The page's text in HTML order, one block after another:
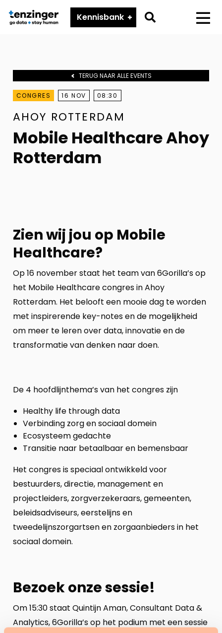
Tenzinger
Kennisbank
Go
TERUG NAAR ALLE EVENTS
CONGRES 16 NOV 08:30
AHOY ROTTERDAM
Mobile Healthcare Ahoy
Rotterdam
Zien wij jou op Mobile
Healthcare?
Op 16 november staat het team van 6Gorilla’s op
het Mobile Healthcare congres in Ahoy
Rotterdam. Het belooft een mooie dag te worden
met inspirerende key-notes en de mogelijkheid
om meer te leren over data, innovatie en de
transformatie van denken naar doen.
De 4 hoofdlijnthema’s van het congres zijn
Healthy life through data
Verbinding zorg en sociaal domein
Ecosysteem gedachte
Transitie naar betaalbaar en bemensbaar
Het congres is speciaal ontwikkeld voor
bestuurders, directie, management en
projectleiders, zorgverzekeraars, gemeenten,
beleidsadviseurs, eerstelijns en
tweedelijnszorgartsen en zorgaanbieders in het
sociaal domein.
Bezoek onze sessie!
Om 15:30 staat Quintijn Aman, Consultant Data &
Analytics, 6Gorilla’s op het podium met een sessie